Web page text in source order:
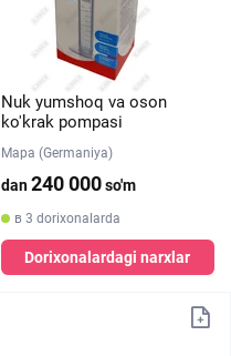
Nuk yumshoq va oson
ko'krak pompasi
Mapa (Germaniya)
dan240 000so'm
в 3 dorixonalarda
Dorixonalardagi narxlar